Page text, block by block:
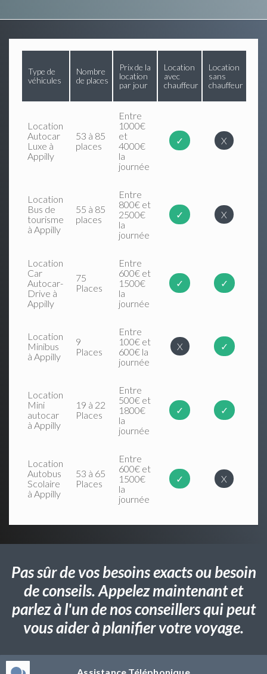
Type de
véhicules
Nombre
de places
Prix de la
location
par jour
Location
avec
chauffeur
Location
sans
chauffeur
Location
Autocar
Luxe à
Appilly
53 à 85
places
Entre
1000€
et
4000€
la
journée
✓ X
Location
Bus de
tourisme
à Appilly
55 à 85
places
Entre
800€ et
2500€
la
journée
✓ X
Location
Car
Autocar-
Drive à
Appilly
75
Places
Entre
600€ et
1500€
la
journée
✓ ✓
Location
Minibus
à Appilly
9
Places
Entre
100€ et
600€ la
journée
X ✓
Location
Mini
autocar
à Appilly
19 à 22
Places
Entre
500€ et
1800€
la
journée
✓ ✓
Location
Autobus
Scolaire
à Appilly
53 à 65
Places
Entre
600€ et
1500€
la
journée
✓ X
Pas sûr de vos besoins exacts ou besoin
de conseils. Appelez maintenant et
parlez à l'un de nos conseillers qui peut
vous aider à planifier votre voyage.